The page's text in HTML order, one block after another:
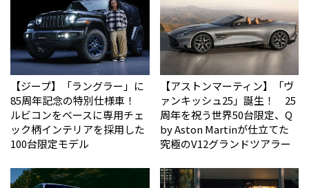
【ジープ】「ラングラー」に
85周年記念の特別仕様車！
ルビコンをベースに専用チェ
ック柄インテリアを採用した
100台限定モデル
【アストンマーティン】「ヴ
ァンキッシュ25」誕生！ 25
周年を祝う世界50台限定、Q
by Aston Martinが仕立てた
究極のV12グランドツアラー